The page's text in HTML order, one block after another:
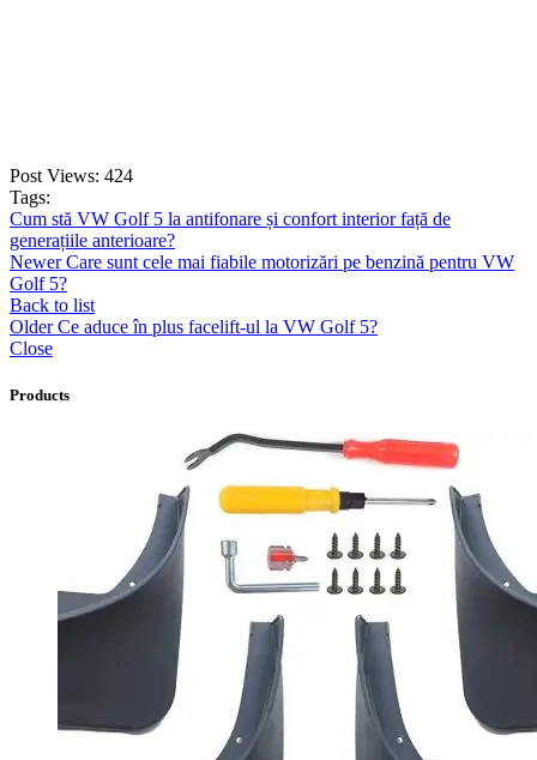
Post Views: 424
Tags:
Cum stă VW Golf 5 la antifonare și confort interior față de
generațiile anterioare?
Newer Care sunt cele mai fiabile motorizări pe benzină pentru VW
Golf 5?
Back to list
Older Ce aduce în plus facelift-ul la VW Golf 5?
Close
Products